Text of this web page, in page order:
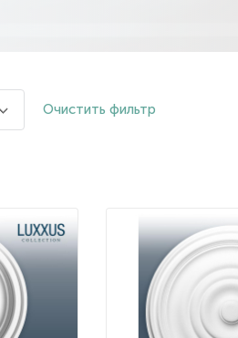
Очистить фильтр